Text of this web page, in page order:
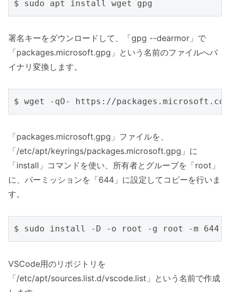
署名キーをダウンロードして、「gpg --dearmor」で
「packages.microsoft.gpg」という名前のファイルへバ
イナリ変換します。
「packages.microsoft.gpg」ファイルを、
「/etc/apt/keyrings/packages.microsoft.gpg」に
「install」コマンドを使い、所有者とグループを「root」
に、パーミッションを「644」に設定してコピーを行いま
す。
VSCode用のリポジトリを
「/etc/apt/sources.list.d/vscode.list」という名前で作成